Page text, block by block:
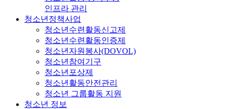
인프라 관리
청소년정책사업
청소년수련활동신고제
청소년수련활동인증제
청소년자원봉사(DOVOL)
청소년참여기구
청소년포상제
청소년활동안전관리
청소년 그룹활동 지원
청소년 정보